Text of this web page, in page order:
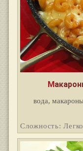
вода,
Сложность: Легко